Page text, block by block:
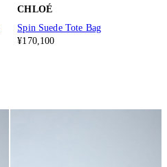
CHLOÉ
Spin Suede Tote Bag
¥170,100